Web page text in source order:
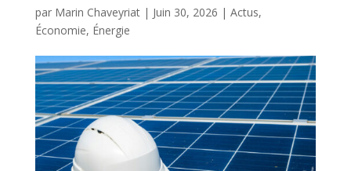
par Marin Chaveyriat| Juin 30, 2026 | Actus,
Économie, Énergie